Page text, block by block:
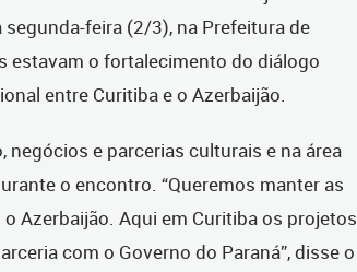
feira (2/3), na Prefeitura de
estavam o fortalecimento do diálogo
entre Curitiba e o Azerbaijão.
e parcerias culturais e na área
o encontro. “Queremos manter as
Azerbaijão. Aqui em Curitiba os projetos
com o Governo do Paraná”, disse o